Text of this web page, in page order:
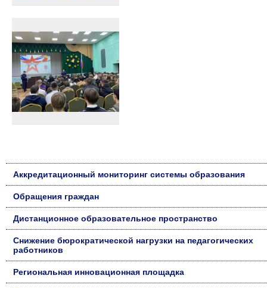
Аккредитационный мониторинг системы образования
Обращения граждан
Дистанционное образовательное пространство
Снижение бюрократической нагрузки на педагогических
работников
Региональная инновационная площадка